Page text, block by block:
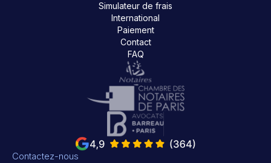
Simulateur de frais
International
Paiement
Contact
FAQ
Contactez-nous